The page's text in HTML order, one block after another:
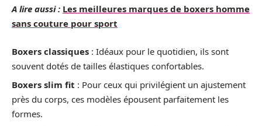
A lire aussi : Les meilleures marques de boxers homme
sans couture pour sport
Boxers classiques : Idéaux pour le quotidien, ils sont
souvent dotés de tailles élastiques confortables.
Boxers slim fit : Pour ceux qui privilégient un ajustement
près du corps, ces modèles épousent parfaitement les
formes.